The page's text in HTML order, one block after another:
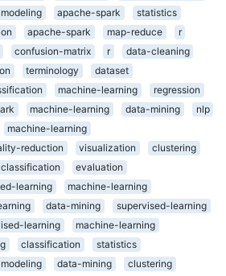
apache-spark
statistics
apache-spark map-reduce
r
confusion-matrix r
data-cleaning
terminology
dataset
machine-learning
regression
machine-learning data-mining
nlp
machine-learning
reduction
visualization
clustering
evaluation
learning
machine-learning
data-mining
supervised-learning
learning
machine-learning
classification
statistics
data-mining
clustering